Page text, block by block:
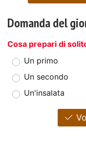
Domanda del
Cosa prepari di
Un primo
Un secondo
Un'insalata